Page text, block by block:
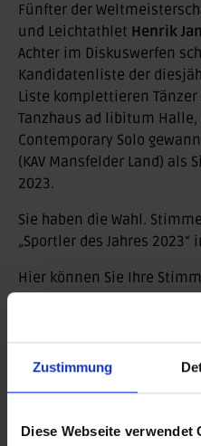
Zustimmung
Diese Webseite verwendet
Fünfter der
und Leichtathlet Henrik
Achter im Diskuswerfen
Kandidatenliste der
Liste komplettieren Tänzer
Tanzhaus ad libitum Halle,
Contemporary Solo
(KAV Mansfelder Land) als
2023.
Sie haben die Wahl.
„Sportler des Jahres 2023“
Hier können Sie Ihre
Zurück
BEITRAG DRUCKEN
BEITRAG TEILEN